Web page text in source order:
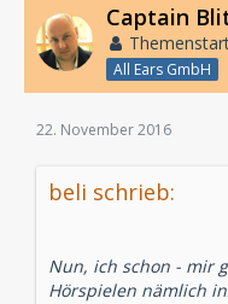
Captain
All Ears GmbH
22. November 2016
beli schrieb:
Nun, ich schon - mir
Hörspielen nämlich